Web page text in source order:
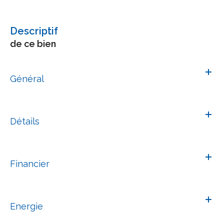
descriptif
de ce bien
Général
Détails
Financier
Energie